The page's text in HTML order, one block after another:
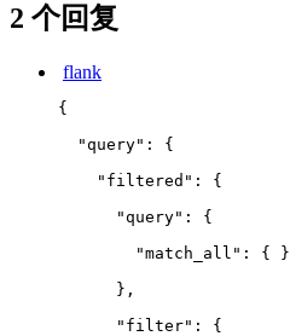
2 个回复
flank
{
  "query": {
    "filtered": {
      "query": {
        "match_all": { }
      },
      "filter": {